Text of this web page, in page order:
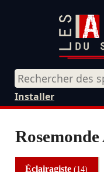
Installer
Éclairagiste(14)